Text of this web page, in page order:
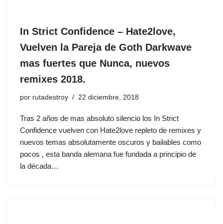
In Strict Confidence ‎– Hate2love,
Vuelven la Pareja de Goth Darkwave
mas fuertes que Nunca, nuevos
remixes 2018.
por rutadestroy 22 diciembre, 2018
Tras 2 años de mas absoluto silencio los In Strict
Confidence vuelven con Hate2love repleto de remixes y
nuevos temas absolutamente oscuros y bailables como
pocos , esta banda alemana fue fundada a principio de
la década…